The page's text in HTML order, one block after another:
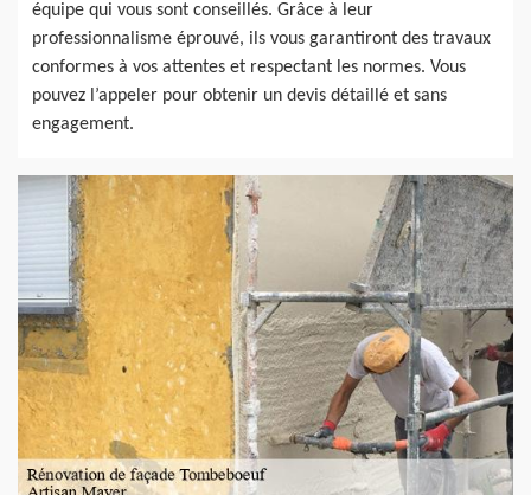
équipe qui vous sont conseillés. Grâce à leur
professionnalisme éprouvé, ils vous garantiront des travaux
conformes à vos attentes et respectant les normes. Vous
pouvez l’appeler pour obtenir un devis détaillé et sans
engagement.